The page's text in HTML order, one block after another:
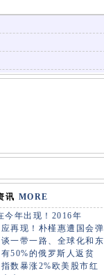
讯 MORE
今年出现！2016年
再现！朴槿惠遭国会弹
一带一路、全球化和东
50%的俄罗斯人返贫
数暴涨2%欧美股市红